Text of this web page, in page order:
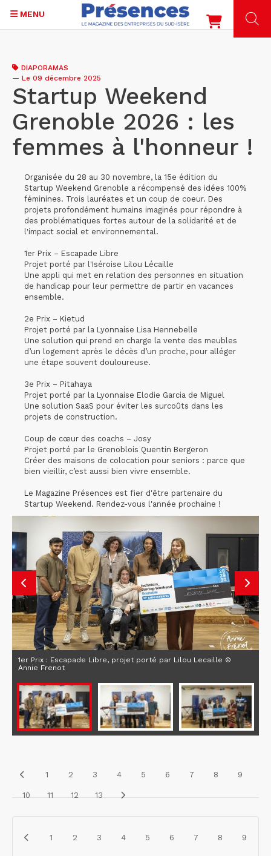
contenu
principal
MENU
DIAPORAMAS
— Le 09 décembre 2025
Startup Weekend
Grenoble 2026 : les
femmes à l'honneur !
Organisée du 28 au 30 novembre, la 15e édition du
Startup Weekend Grenoble a récompensé des idées 100%
féminines. Trois lauréates et un coup de coeur. Des
projets profondément humains imaginés pour répondre à
des problématiques fortes autour de la solidarité et de
l'impact social et environnemental.
1er Prix – Escapade Libre
Projet porté par l'Iséroise Lilou Lécaille
Une appli qui met en relation des personnes en situation
de handicap pour leur permettre de partir en vacances
ensemble.
2e Prix – Kietud
Projet porté par la Lyonnaise Lisa Hennebelle
Une solution qui prend en charge la vente des meubles
d’un logement après le décès d’un proche, pour alléger
une étape souvent douloureuse.
3e Prix – Pitahaya
Projet porté par la Lyonnaise Elodie Garcia de Miguel
Une solution SaaS pour éviter les surcoûts dans les
projets de construction.
Coup de cœur des coachs – Josy
Projet porté par le Grenoblois Quentin Bergeron
Créer des maisons de colocation pour seniors : parce que
bien vieillir, c’est aussi bien vivre ensemble.
Le Magazine Présences est fier d'être partenaire du
Startup Weekend. Rendez-vous l'année prochaine !
1er Prix : Escapade Libre, projet porté par Lilou Lecaille ©
Annie Frenot
1 2 3 4 5 6 7 8 9
10 11 12 13
1 2 3 4 5 6 7 8 9